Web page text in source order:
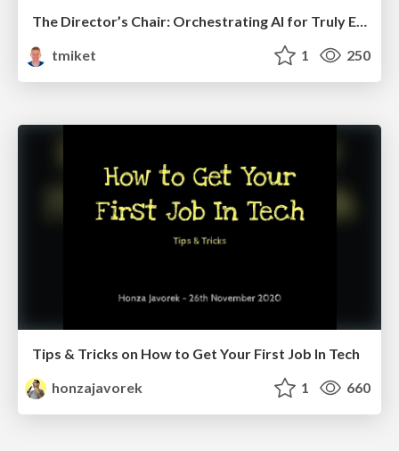
The Director’s Chair: Orchestrating AI for Truly Effective Learning
tmiket
1 250
Tips & Tricks on How to Get Your First Job In Tech
honzajavorek
1 660